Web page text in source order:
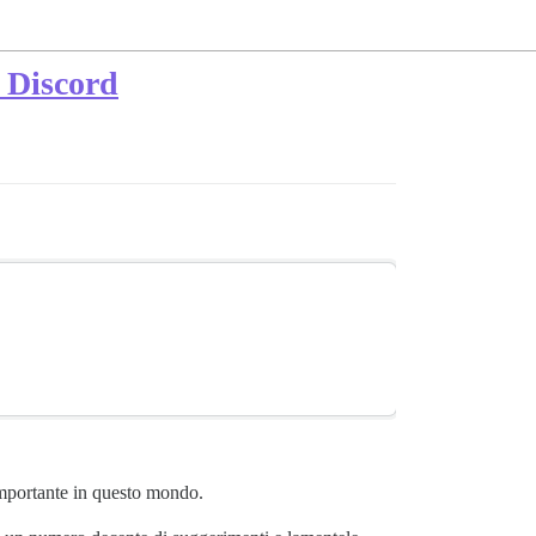
Discord
in questo mondo.